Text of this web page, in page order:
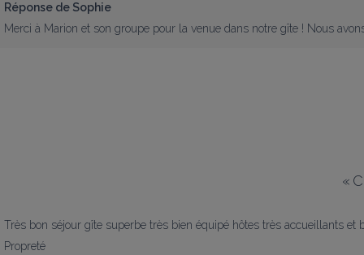
Réponse de Sophie
Merci à Marion et son groupe pour la venue dans notre gîte ! Nous
«
Très bon séjour gîte superbe très bien équipé hôtes très accueillants et
Propreté